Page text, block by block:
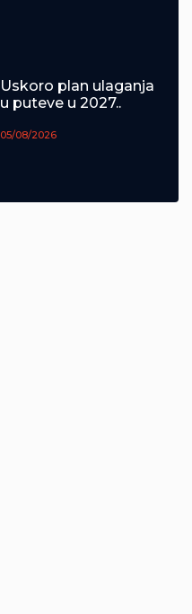
Uskoro plan ulaganja
u puteve u 2027..
05/08/2026